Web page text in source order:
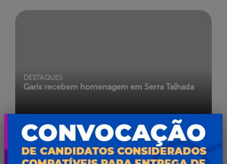
DESTAQUES
Garis recebem homenagem em Serra Talhada